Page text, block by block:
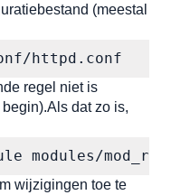
(meestal
httpd.conf
regel niet is
dat zo is,
modules/
wijzigingen toe te